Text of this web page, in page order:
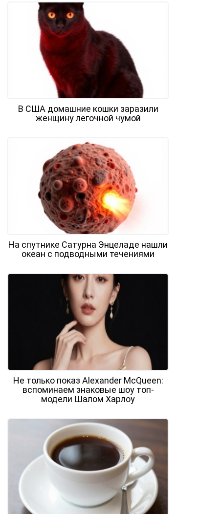
В США домашние кошки заразили
женщину легочной чумой
На спутнике Сатурна Энцеладе нашли
океан с подводными течениями
Не только показ Alexander McQueen:
вспоминаем знаковые шоу топ-
модели Шалом Харлоу